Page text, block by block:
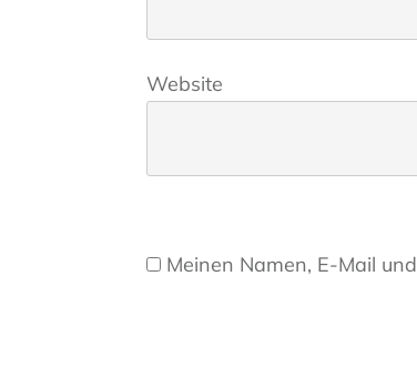
Website
Meinen Namen, E-Mail